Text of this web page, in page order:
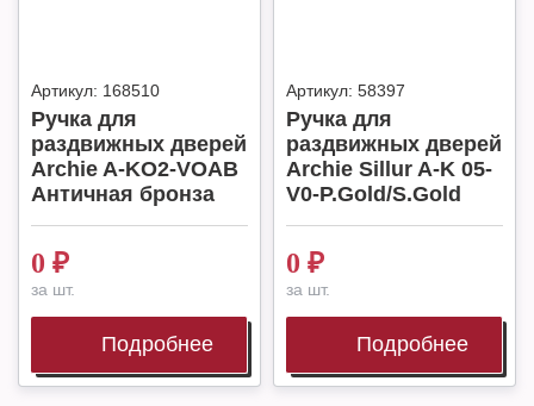
Артикул: 168510
Ручка для
раздвижных дверей
Archie A-KO2-VOAB
Античная бронза
0 ₽
за шт.
Подробнее
Артикул: 58397
Ручка для
раздвижных дверей
Archie Sillur A-K 05-
V0-P.Gold/S.Gold
0 ₽
за шт.
Подробнее